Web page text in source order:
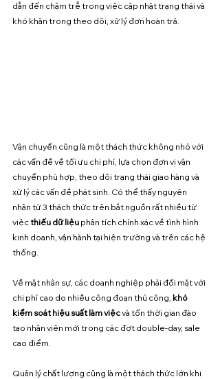
dẫn đến chậm trễ trong việc cập nhật trạng thái và
khó khăn trong theo dõi, xử lý đơn hoàn trả.
Vận chuyển cũng là một thách thức không nhỏ với
các vấn đề về tối ưu chi phí, lựa chọn đơn vị vận
chuyển phù hợp, theo dõi trạng thái giao hàng và
xử lý các vấn đề phát sinh. Có thể thấy nguyên
nhân từ 3 thách thức trên bắt nguồn rất nhiều từ
việc thiếu dữ liệu phân tích chính xác về tình hình
kinh doanh, vận hành tại hiện trường và trên các hệ
thống.
Về mặt nhân sự, các doanh nghiệp phải đối mặt với
chi phí cao do nhiều công đoạn thủ công, khó
kiểm soát hiệu suất làm việc và tốn thời gian đào
tạo nhân viên mới trong các đợt double-day, sale
cao điểm.
Quản lý chất lượng cũng là một thách thức lớn khi